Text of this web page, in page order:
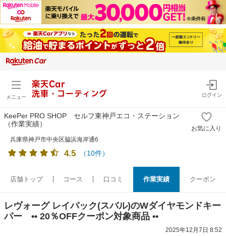
メニュー
楽天Car
洗車・コーティング
ログイン
KeePer PRO SHOP セルフ東神戸エコ・ステーション
（作業実績）
お気に入り
兵庫県神戸市中央区脇浜海岸通6
4.5 （10件）
店舗トップ コース 口コミ 作業実績 クーポン
レヴォーグ レイバック(スバル)のWダイヤモンドキー
パー •• 20％OFFクーポン対象商品 ••
2025年12月7日 8:52